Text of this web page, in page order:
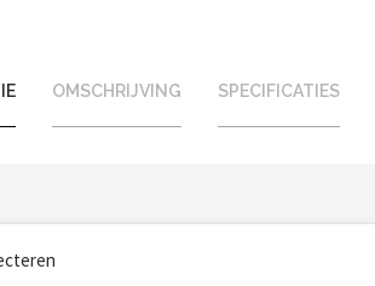
OMSCHRIJVING SPECIFICATIES